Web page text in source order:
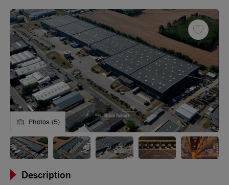
Photos (5)
Description